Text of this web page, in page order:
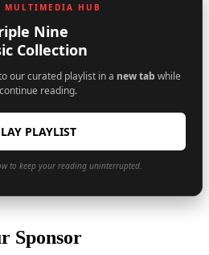
MULTIMEDIA HUB
Nine
Collection
our curated playlist in a new tab while
reading.
PLAYLIST
to keep your reading uninterrupted.
Sponsor